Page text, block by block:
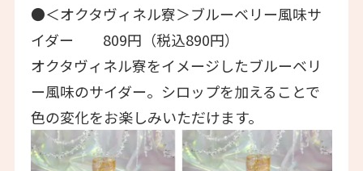
●＜オクタヴィネル寮＞ブルーベリー風味サ
イダー 809円（税込890円）
オクタヴィネル寮をイメージしたブルーベリ
ー風味のサイダー。シロップを加えることで
色の変化をお楽しみいただけます。